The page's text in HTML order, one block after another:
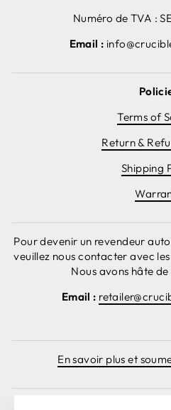
Numéro de TVA :
Email :
Terms of
Return &
Shipping
Pour devenir un revendeur
veuillez nous contacter avec
Nous avons hâte
Email :
En savoir plus et